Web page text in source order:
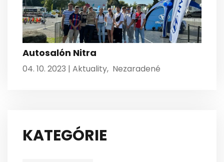
Autosalón Nitra
04. 10. 2023 | Aktuality, Nezaradené
KATEGÓRIE